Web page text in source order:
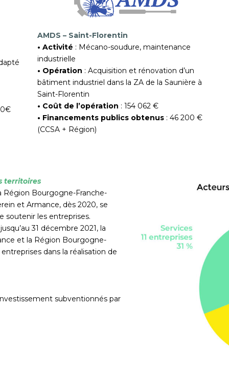
AMDS – Saint-Florentin
• Activité : Mécano-soudure, maintenance
industrielle
• Opération : Acquisition et rénovation d’un
bâtiment industriel dans la ZA de la Saunière à
Saint-Florentin
• Coût de l’opération : 154 062 €
• Financements publics obtenus: 46 200 €
(CCSA + Région)
territoires
Région Bourgogne-Franche-
et Armance, dès 2020, se
soutenir les entreprises.
31 décembre 2021, la
et la Région Bourgogne-
dans la réalisation de
subventionnés par